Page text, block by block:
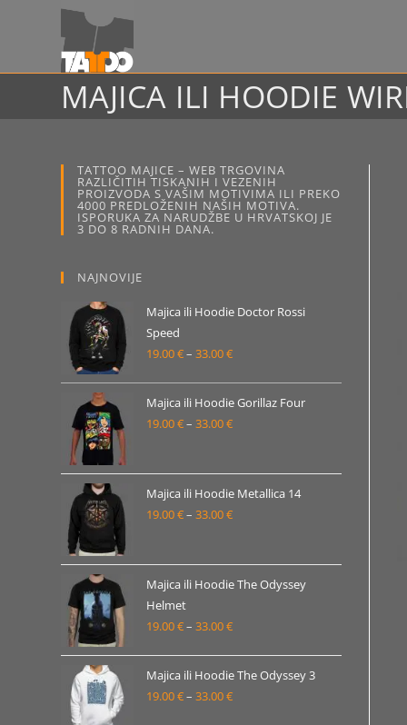
MAJICA ILI HOODIE
TATTOO MAJICE – WEB TRGOVINA
RAZLIČITIH TISKANIH I VEZENIH
PROIZVODA S VAŠIM MOTIVIMA ILI PREKO
4000 PREDLOŽENIH NAŠIH MOTIVA.
ISPORUKA ZA NARUDŽBE U HRVATSKOJ JE
3 DO 8 RADNIH DANA.
NAJNOVIJE
Majica ili Hoodie Doctor Rossi
Speed
19.00€– 33.00€Raspon
od
19.00 €
Majica ili Hoodie Gorillaz Four
19.00€– 33.00€Raspon
od
19.00 €
do
Majica ili Hoodie Metallica 14
19.00€– 33.00€Raspon
od
19.00 €
33.00 €
Majica ili Hoodie The Odyssey
Helmet
19.00€– 33.00€Raspon
od
19.00 €
Majica ili Hoodie The Odyssey 3
19.00€– 33.00€Raspon